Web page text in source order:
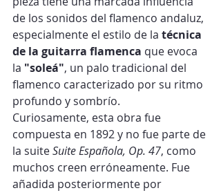
de los sonidos del flamenco andaluz,
especialmente el estilo de la técnica
de la guitarra flamenca que evoca
la "soleá", un palo tradicional del
flamenco caracterizado por su ritmo
profundo y sombrío.
Curiosamente, esta obra fue
compuesta en 1892 y no fue parte de
la suite Suite Española, Op. 47, como
muchos creen erróneamente. Fue
añadida posteriormente por